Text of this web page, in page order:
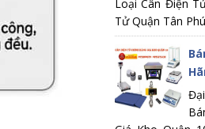
Loại Cân Điện
Tử Quận Tân Phú